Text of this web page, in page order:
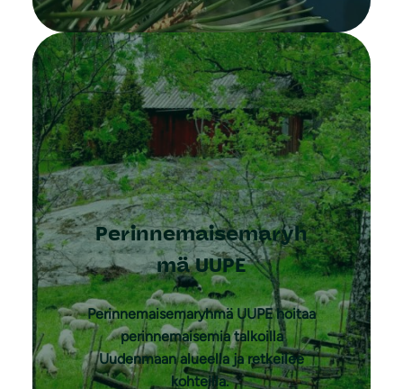
Perinnemaisemaryh
mä UUPE
Perinnemaisemaryhmä UUPE hoitaa
perinnemaisemia talkoilla
Uudenmaan alueella ja retkeilee
kohteilla.